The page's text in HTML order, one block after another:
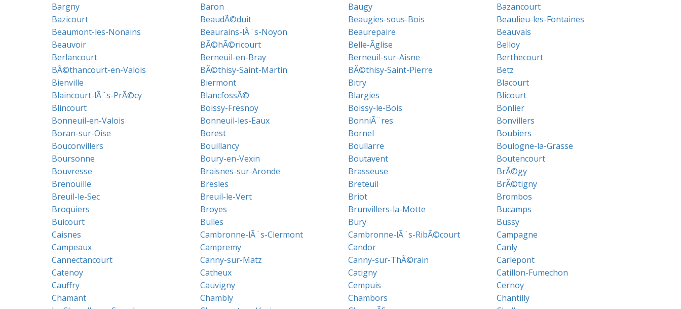
Bargny
Baron Baugy
Bazancourt
Bazicourt
BeaudÃ©duit Beaugies-sous-Bois
Beaulieu-les-Fontaines
Beaumont-les-Nonains
Beaurains-lÃ¨s-Noyon Beaurepaire
Beauvais
Beauvoir
BÃ©hÃ©ricourt Belle-Ãglise
Belloy
Berlancourt
Berneuil-en-Bray Berneuil-sur-Aisne
Berthecourt
BÃ©thancourt-en-Valois
BÃ©thisy-Saint-Martin BÃ©thisy-Saint-Pierre
Betz
Bienville
Biermont Bitry
Blacourt
Blaincourt-lÃ¨s-PrÃ©cy
BlancfossÃ© Blargies
Blicourt
Blincourt
Boissy-Fresnoy Boissy-le-Bois
Bonlier
Bonneuil-en-Valois
Bonneuil-les-Eaux BonniÃ¨res
Bonvillers
Boran-sur-Oise
Borest Bornel
Boubiers
Bouconvillers
Bouillancy Boullarre
Boulogne-la-Grasse
Boursonne
Boury-en-Vexin Boutavent
Boutencourt
Bouvresse
Braisnes-sur-Aronde Brasseuse
BrÃ©gy
Brenouille
Bresles Breteuil
BrÃ©tigny
Breuil-le-Sec
Breuil-le-Vert Briot
Brombos
Broquiers
Broyes Brunvillers-la-Motte
Bucamps
Buicourt
Bulles Bury
Bussy
Caisnes
Cambronne-lÃ¨s-Clermont Cambronne-lÃ¨s-RibÃ©court
Campagne
Campeaux
Campremy Candor
Canly
Cannectancourt
Canny-sur-Matz Canny-sur-ThÃ©rain
Carlepont
Catenoy
Catheux Catigny
Catillon-Fumechon
Cauffry
Cauvigny Cempuis
Cernoy
Chamant
Chambly Chambors
Chantilly